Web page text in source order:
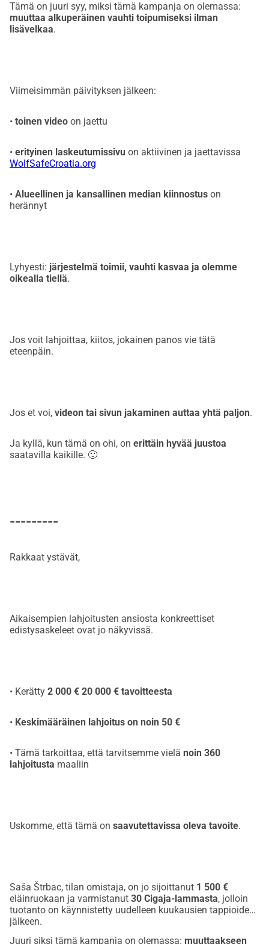
Tämä on juuri syy, miksi tämä kampanja on olemassa:
muuttaa alkuperäinen vauhti toipumiseksi ilman
lisävelkaa.
Viimeisimmän päivityksen jälkeen:
• toinen video on jaettu
• erityinen laskeutumissivu on aktiivinen ja jaettavissa
WolfSafeCroatia.org
• Alueellinen ja kansallinen median kiinnostus on
herännyt
Lyhyesti: järjestelmä toimii, vauhti kasvaa ja olemme
oikealla tiellä.
Jos voit lahjoittaa, kiitos, jokainen panos vie tätä
eteenpäin.
Jos et voi, videon tai sivun jakaminen auttaa yhtä paljon.
Ja kyllä, kun tämä on ohi, on erittäin hyvää juustoa
saatavilla kaikille. 🙂
---------
Rakkaat ystävät,
Aikaisempien lahjoitusten ansiosta konkreettiset
edistysaskeleet ovat jo näkyvissä.
• Kerätty 2 000 € 20 000 € tavoitteesta
• Keskimääräinen lahjoitus on noin 50 €
• Tämä tarkoittaa, että tarvitsemme vielä noin 360
lahjoitusta maaliin
Uskomme, että tämä on saavutettavissa oleva tavoite.
Saša Štrbac, tilan omistaja, on jo sijoittanut 1 500 €
eläinruokaan ja varmistanut 30 Cigaja-lammasta, jolloin
tuotanto on käynnistetty uudelleen kuukausien tappioiden
jälkeen.
Juuri siksi tämä kampanja on olemassa: muuttaakseen